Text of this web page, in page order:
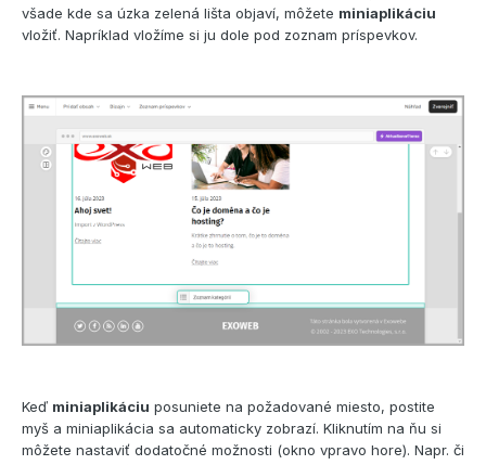
všade kde sa úzka zelená lišta objaví, môžete miniaplikáciu
vložiť. Napríklad vložíme si ju dole pod zoznam príspevkov.
Keď miniaplikáciu posuniete na požadované miesto, postite
myš a miniaplikácia sa automaticky zobrazí. Kliknutím na ňu si
môžete nastaviť dodatočné možnosti (okno vpravo hore). Napr. či